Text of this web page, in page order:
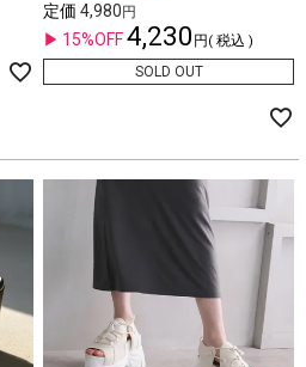
定価 4,980
15%OFF4,230
税込
SOLD OUT